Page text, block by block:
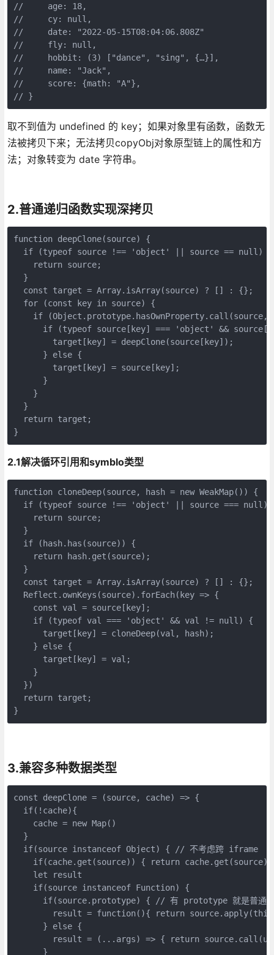
//     age: 18,
//     cy: null,
//     date: "2022-05-15T08:04:06.808Z"
//     fly: null,
//     hobbit: (3) ["dance", "sing", {…}],
//     name: "Jack",
//     score: {math: "A"},
// }
取不到值为 undefined 的 key；如果对象里有函数，函数无
法被拷贝下来；无法拷贝copyObj对象原型链上的属性和方
法；对象转变为 date 字符串。
2.普通递归函数实现深拷贝
function deepClone(source) {
  if (typeof source !== 'object' || source == null) {
    return source;
  }
  const target = Array.isArray(source) ? [] : {};
  for (const key in source) {
if (Object.prototype.hasOwnProperty.call(source,
if (typeof source[key] === 'object' &&
        target[key] = deepClone(source[key]);
      } else {
        target[key] = source[key];
      }
    }
  }
  return target;
}
2.1解决循环引用和symblo类型
function cloneDeep(source, hash = new WeakMap()) {
if (typeof source !== 'object' || source === null)
    return source;
  }
  if (hash.has(source)) {
    return hash.get(source);
  }
  const target = Array.isArray(source) ? [] : {};
  Reflect.ownKeys(source).forEach(key => {
    const val = source[key];
    if (typeof val === 'object' && val != null) {
      target[key] = cloneDeep(val, hash);
    } else {
      target[key] = val;
    }
  })
  return target;
3.兼容多种数据类型
const deepClone = (source, cache) => {
  if(!cache){
    cache = new Map()
  }
  if(source instanceof Object) { // 不考虑跨 iframe
if(cache.get(source)) { return cache.get(source)
    let result
    if(source instanceof Function) {
if(source.prototype) { // 有 prototype 就是普通
result = function(){ return
      } else {
result = (...args) => { return
      }